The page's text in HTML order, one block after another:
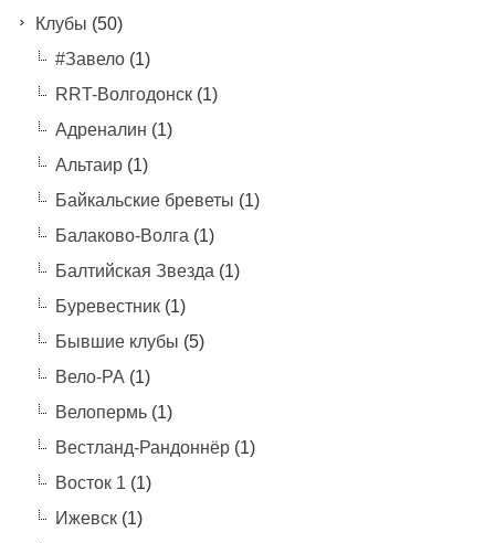
Клубы (50)
#Завело(1)
RRT-Волгодонск(1)
Адреналин (1)
Альтаир(1)
Байкальские бреветы (1)
Балаково-Волга (1)
Балтийская Звезда (1)
Буревестник(1)
Бывшие клубы (5)
Вело-РА (1)
Велопермь(1)
Вестланд-Рандоннёр(1)
Восток 1 (1)
Ижевск(1)